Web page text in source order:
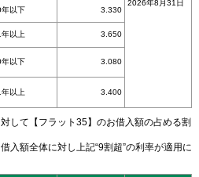
2026年8月31日
以下 3.330
以上 3.650
以下 3.080
以上 3.400
して【フラット35】のお借入額の占める割
入額全体に対し上記“9割超”の利率が適用に